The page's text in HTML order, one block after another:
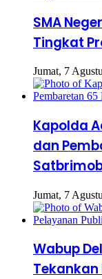
SMA
Tingkat
Jumat, 7
Kapolda
dan
Jumat, 7
Wabup
Tekankan